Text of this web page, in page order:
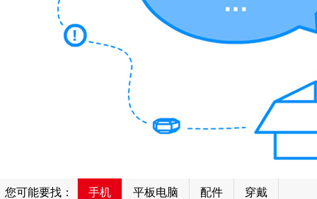
您可能要找： 手机 平板电脑 配件 穿戴